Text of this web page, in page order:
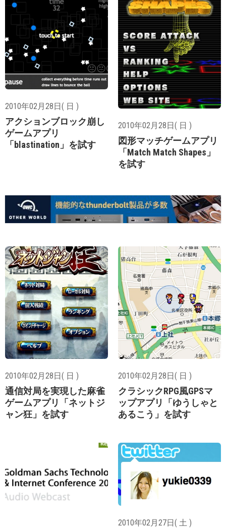
2010年02月28日( 日 )
アクションブロック崩し
ゲームアプリ
「blastination」を試す
2010年02月28日( 日 )
図形マッチゲームアプリ
「Match Match Shapes」
を試す
2010年02月28日( 日 )
通信対局を実現した麻雀
ゲームアプリ「ネットジ
ャン狂」を試す
2010年02月28日( 日 )
クラシックRPG風GPSマ
ップアプリ「ゆうしゃと
あるこう」を試す
2010年02月27日( 土 )